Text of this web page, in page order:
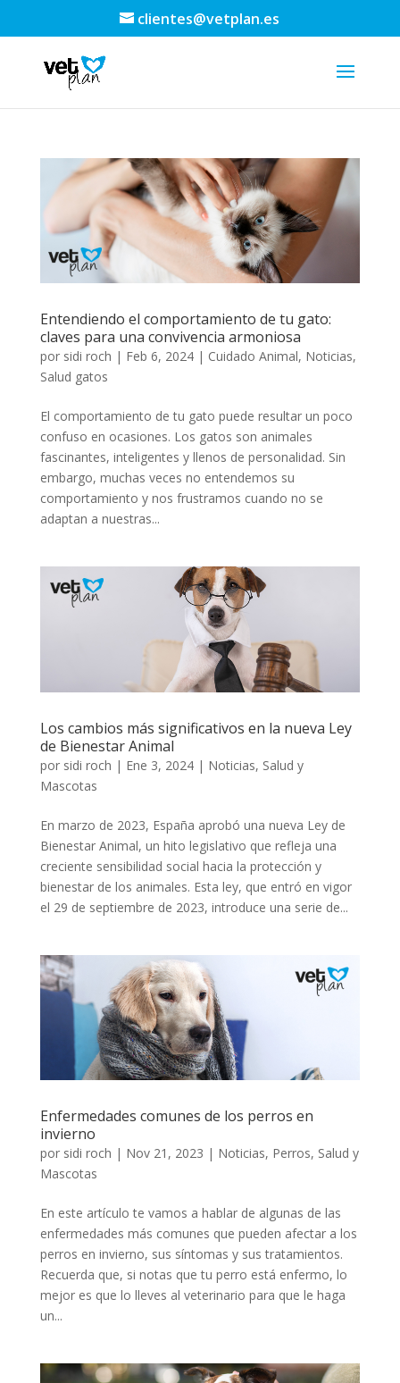
clientes@vetplan.es
Entendiendo el comportamiento de tu gato:
claves para una convivencia armoniosa
por sidi roch | Feb 6, 2024| Cuidado Animal, Noticias,
Salud gatos
El comportamiento de tu gato puede resultar un poco
confuso en ocasiones. Los gatos son animales
fascinantes, inteligentes y llenos de personalidad. Sin
embargo, muchas veces no entendemos su
comportamiento y nos frustramos cuando no se
adaptan a nuestras...
Los cambios más significativos en la nueva Ley
de Bienestar Animal
por sidi roch | Ene 3, 2024| Noticias, Salud y
Mascotas
En marzo de 2023, España aprobó una nueva Ley de
Bienestar Animal, un hito legislativo que refleja una
creciente sensibilidad social hacia la protección y
bienestar de los animales. Esta ley, que entró en vigor
el 29 de septiembre de 2023, introduce una serie de...
Enfermedades comunes de los perros en
invierno
por sidi roch | Nov 21, 2023 | Noticias, Perros, Salud y
Mascotas
En este artículo te vamos a hablar de algunas de las
enfermedades más comunes que pueden afectar a los
perros en invierno, sus síntomas y sus tratamientos.
Recuerda que, si notas que tu perro está enfermo, lo
mejor es que lo lleves al veterinario para que le haga
un...